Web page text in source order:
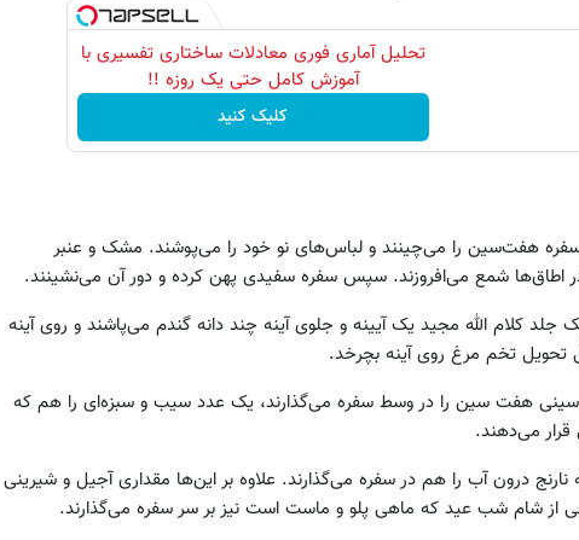
تحلیل آماری فوری معادلات ساختاری تفسیری با
آموزش کامل حتی یک روزه !!
کلیک کنید
هفت‌سین را می‌چینند و لباس‌های نو خود را می‌پوشند. مشک و عنبر
اطاق‌ها شمع می‌افروزند. سپس سفره سفیدی پهن کرده و دور آن می‌نشینند.
جلد کلام الله مجید یک آیینه و جلوی آینه چند دانه گندم می‌پاشند و روی آینه
تخم مرغ روی آینه بچرخد.
هفت سین را در وسط سفره می‌گذارند، یک عدد سیب و سبزه‌ای را هم که
قرار می‌دهند.
درون آب را هم در سفره می‌گذارند. علاوه بر این‌ها مقداری آجیل و شیرینی
از شام شب عید که ماهی پلو و ماست است نیز بر سر سفره می‌گذارند.